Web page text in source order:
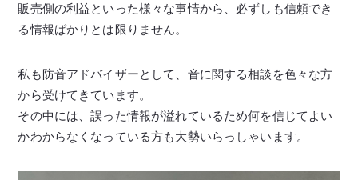
販売側の利益といった様々な事情から、必ずしも信頼でき
る情報ばかりとは限りません。
私も防音アドバイザーとして、音に関する相談を色々な方
から受けてきています。
その中には、誤った情報が溢れているため何を信じてよい
かわからなくなっている方も大勢いらっしゃいます。